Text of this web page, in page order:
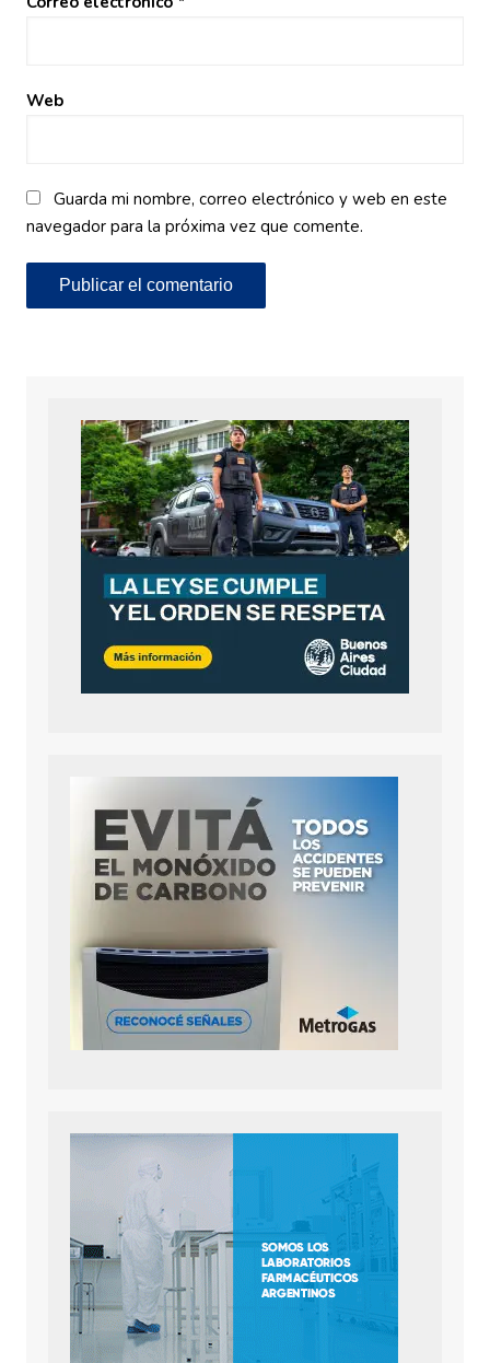
Web
Guarda mi nombre, correo electrónico y web en este
navegador para la próxima vez que comente.